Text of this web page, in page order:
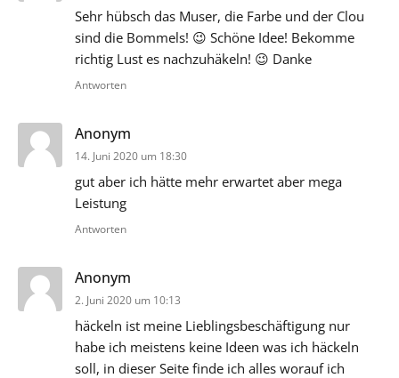
Sehr hübsch das Muser, die Farbe und der Clou
sind die Bommels! 😉 Schöne Idee! Bekomme
richtig Lust es nachzuhäkeln! 😉 Danke
Antworten
Anonym
14. Juni 2020 um 18:30
gut aber ich hätte mehr erwartet aber mega
Leistung
Antworten
Anonym
2. Juni 2020 um 10:13
häckeln ist meine Lieblingsbeschäftigung nur
habe ich meistens keine Ideen was ich häckeln
soll, in dieser Seite finde ich alles worauf ich